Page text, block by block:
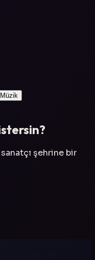
Müzik
şehrine bir